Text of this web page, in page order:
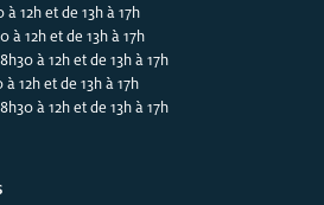
à 12h et de 13h à 17h
à 12h et de 13h à 17h
à 12h et de 13h à 17h
12h et de 13h à 17h
à 12h et de 13h à 17h